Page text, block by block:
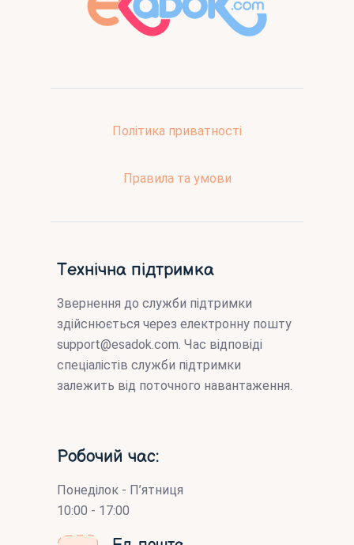
Політика приватності
Правила та умови
Технічна підтримка
Звернення до служби підтримки
здійснюється через електронну пошту
support@esadok.com. Час відповіді
спеціалістів служби підтримки
залежить від поточного навантаження.
Робочий час:
Понеділок - П’ятниця
10:00 - 17:00